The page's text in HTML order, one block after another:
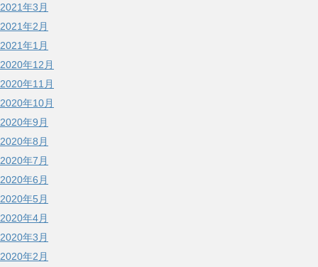
2021年3月
2021年2月
2021年1月
2020年12月
2020年11月
2020年10月
2020年9月
2020年8月
2020年7月
2020年6月
2020年5月
2020年4月
2020年3月
2020年2月